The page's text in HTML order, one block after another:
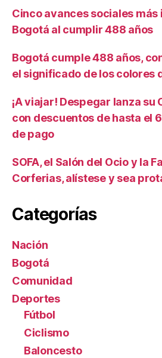
Cinco avances sociales
Bogotá al cumplir 488 años
Bogotá cumple 488 años,
el significado de los colores
¡A viajar! Despegar lanza su
con descuentos de hasta el
de pago
SOFA, el Salón del Ocio y la
Corferias, alístese y sea
Categorías
Nación
Bogotá
Comunidad
Deportes
Fútbol
Ciclismo
Baloncesto